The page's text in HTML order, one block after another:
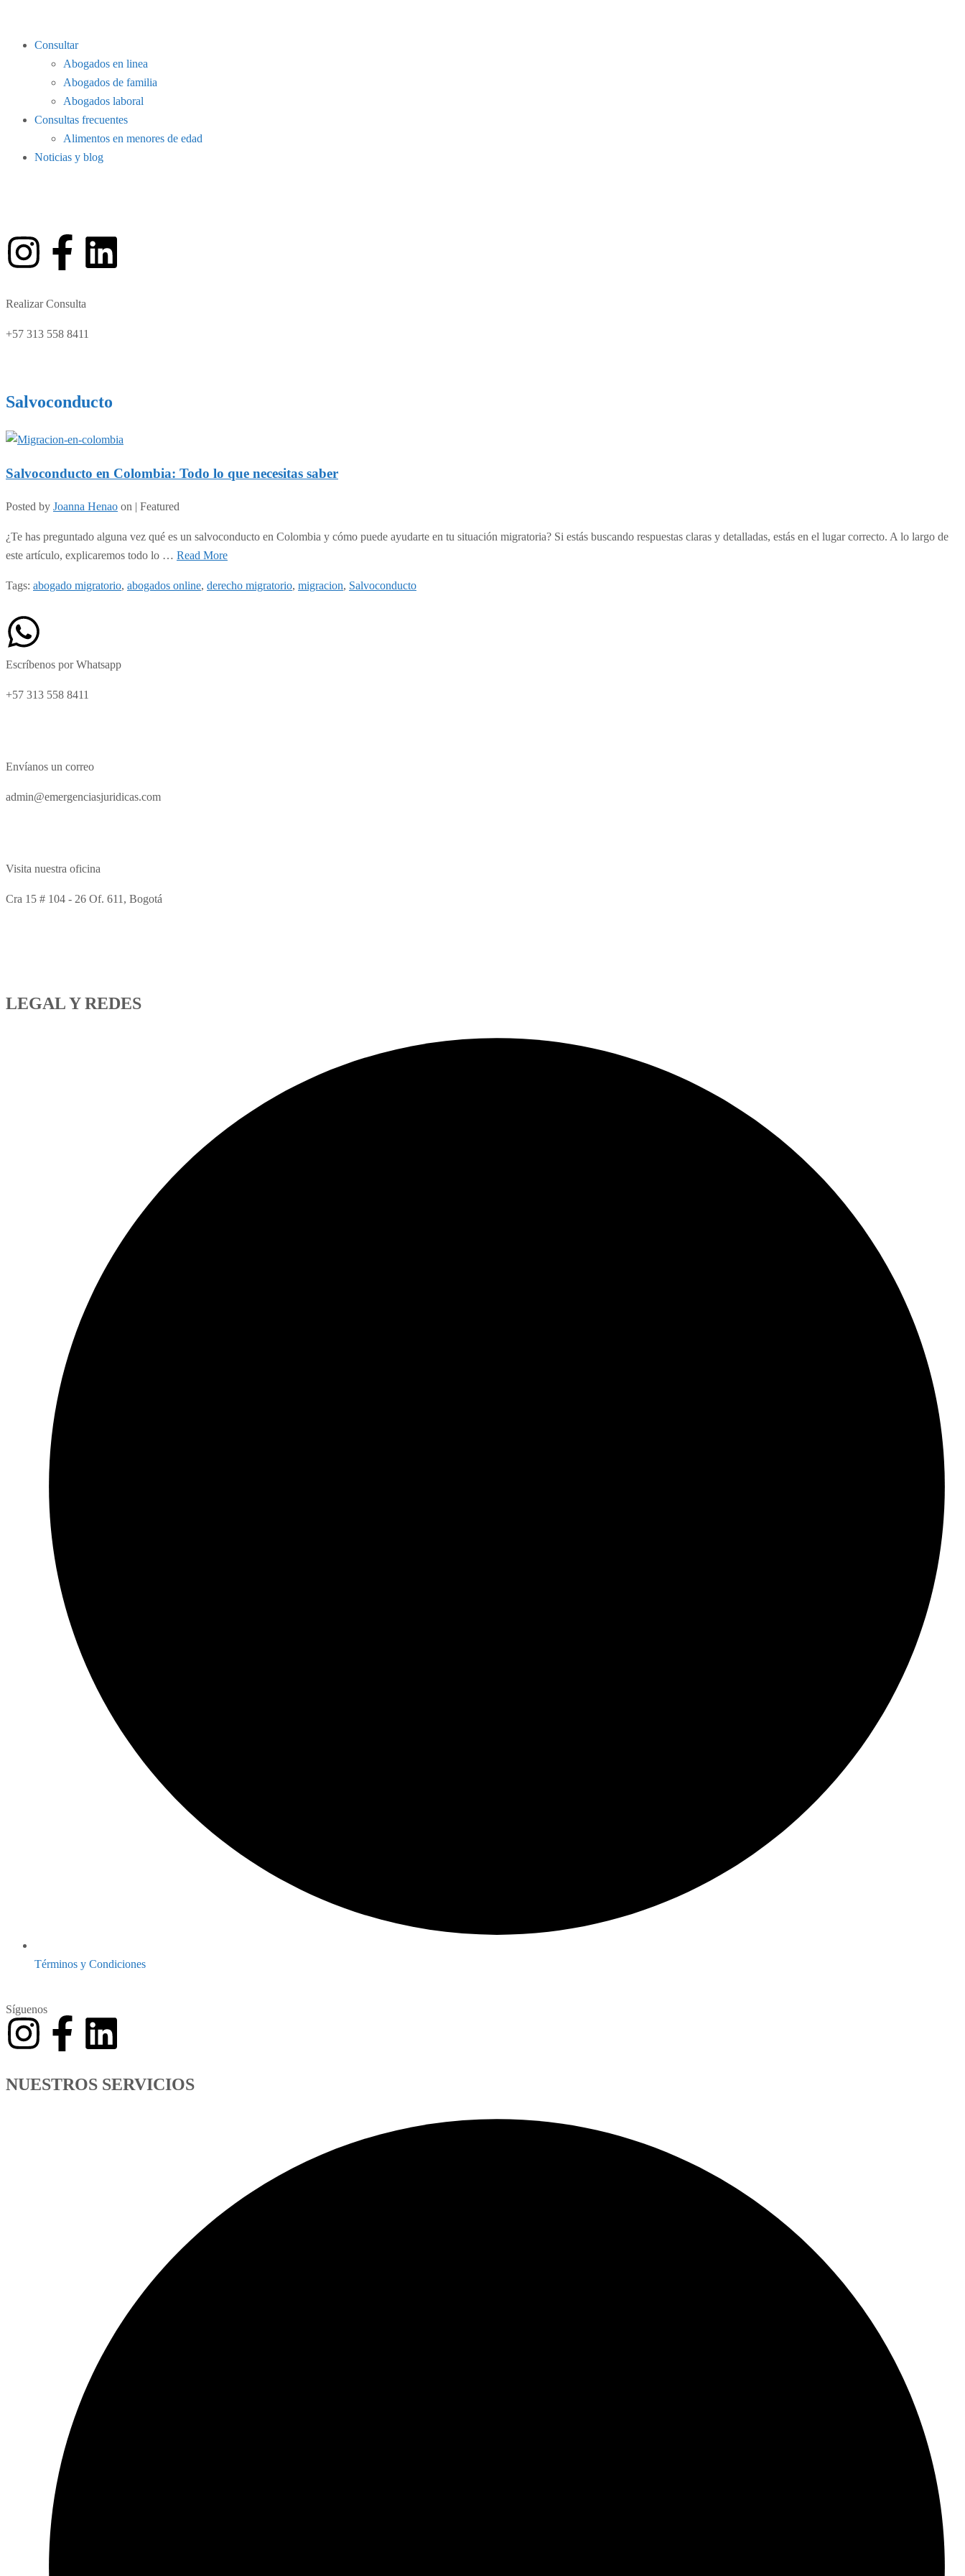
Consultar
Abogados en linea
Abogados de familia
Abogados laboral
Consultas frecuentes
Alimentos en menores de edad
Noticias y blog
Realizar Consulta
+57 313 558 8411
Salvoconducto
Salvoconducto en Colombia: Todo lo que necesitas saber
Posted by Joanna Henao on | Featured
¿Te has preguntado alguna vez qué es un salvoconducto en Colombia y cómo puede ayudarte en tu situación migratoria? Si estás buscando respuestas claras y detalladas, estás en el lugar correcto. A lo largo de
este artículo, explicaremos todo lo … Read More
Tags: abogado migratorio, abogados online, derecho migratorio, migracion, Salvoconducto
Escríbenos por Whatsapp
+57 313 558 8411
Envíanos un correo
admin@emergenciasjuridicas.com
Visita nuestra oficina
Cra 15 # 104 - 26 Of. 611, Bogotá
LEGAL Y REDES
Términos y Condiciones
Síguenos
NUESTROS SERVICIOS